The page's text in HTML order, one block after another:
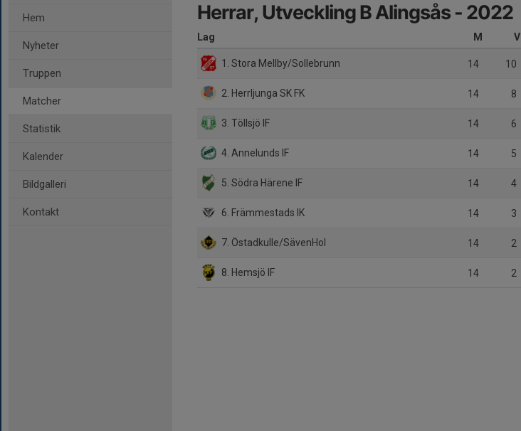
Hem
Nyheter
Truppen
Matcher
Statistik
Kalender
Bildgalleri
Kontakt
Herrar, Utveckling B Alingsås - 2022
Lag M V
1. Stora Mellby/Sollebrunn 14 10
2. Herrljunga SK FK 14 8
3. Töllsjö IF 14 6
4. Annelunds IF 14 5
5. Södra Härene IF 14 4
6. Främmestads IK 14 3
7. Östadkulle/SävenHol 14 2
8. Hemsjö IF 14 2